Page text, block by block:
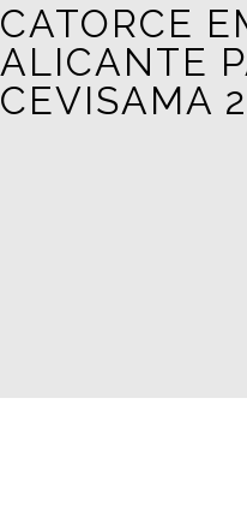
CATORCE
ALICANTE
CEVISAMA